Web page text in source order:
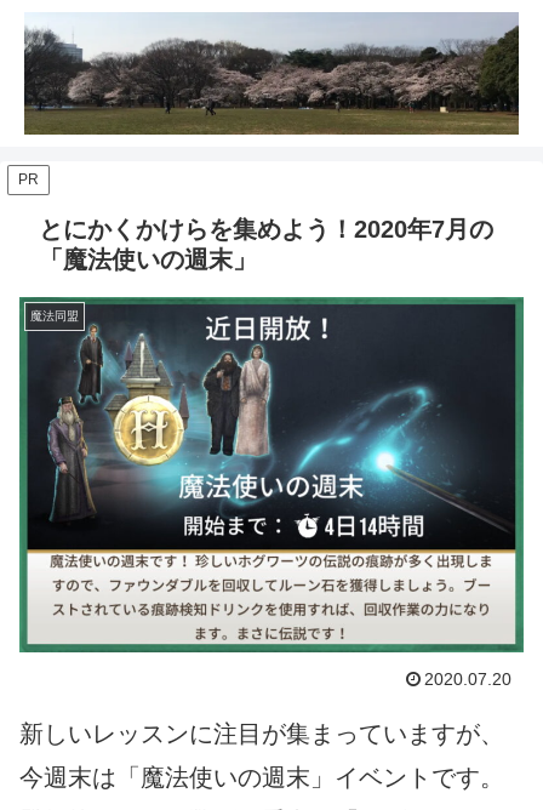
PR
とにかくかけらを集めよう！2020年7月の
「魔法使いの週末」
魔法同盟
2020.07.20
新しいレッスンに注目が集まっていますが、
今週末は「魔法使いの週末」イベントです。